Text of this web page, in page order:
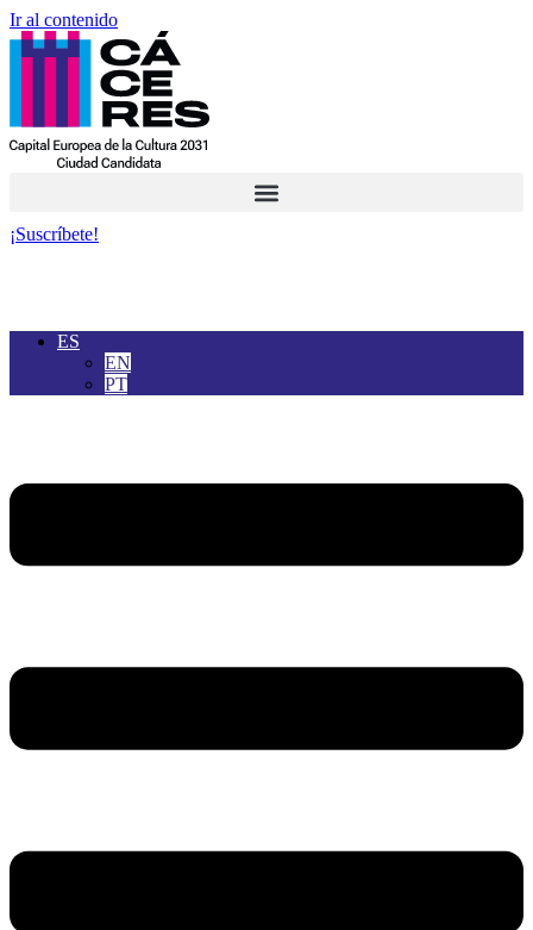
Ir al contenido
¡Suscríbete!
ES
EN
PT